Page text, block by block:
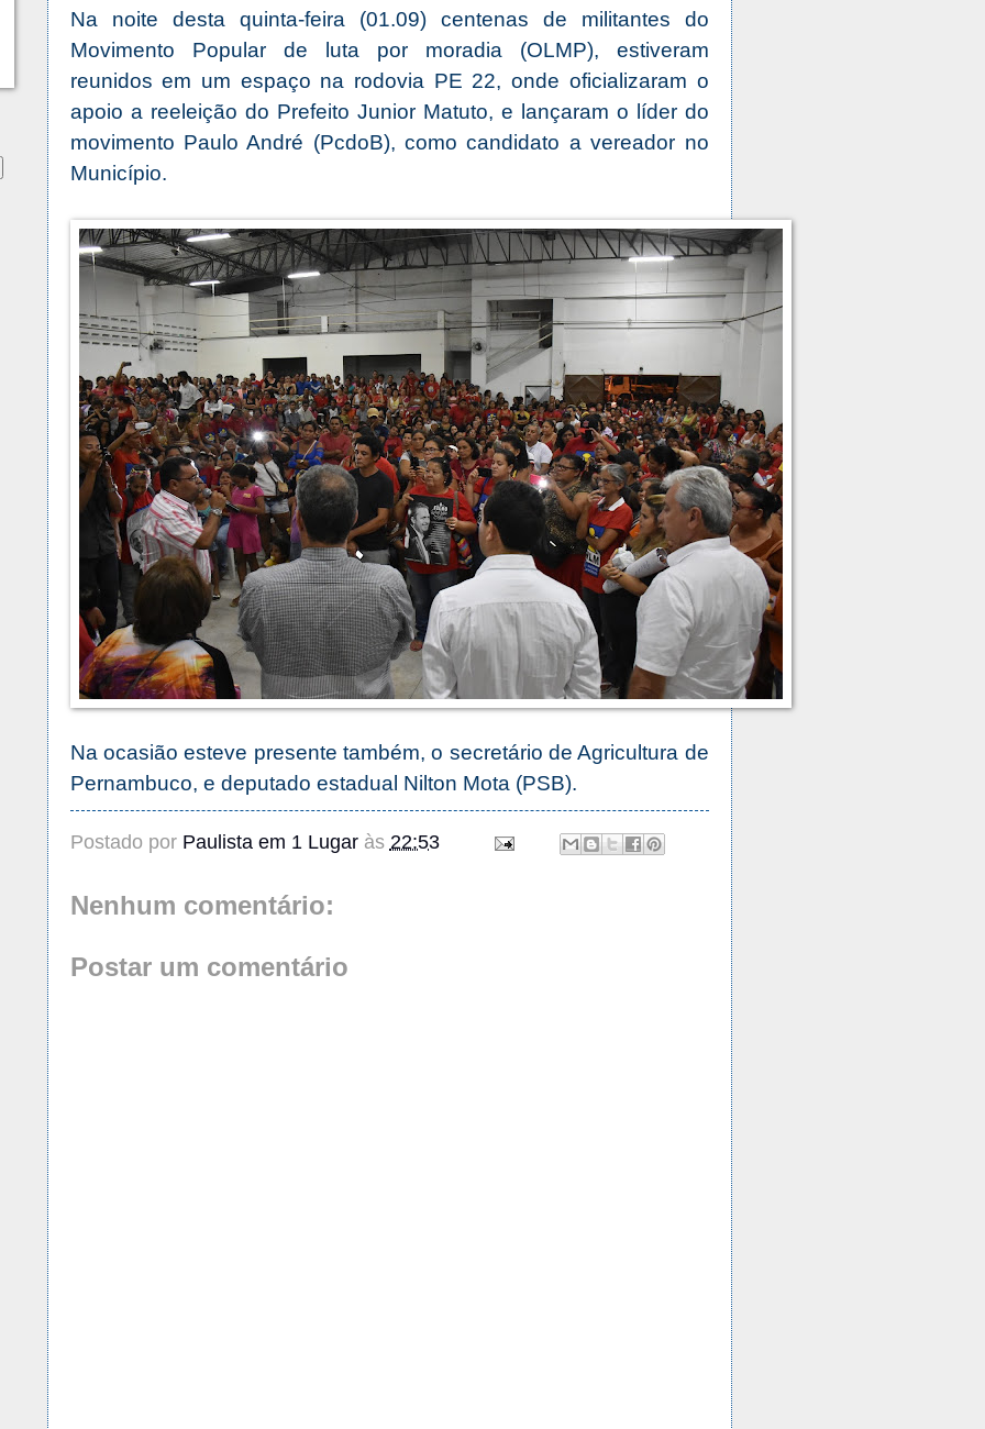
Na noite desta quinta-feira (01.09) centenas de militantes do
Movimento Popular de luta por moradia (OLMP), estiveram
reunidos em um espaço na rodovia PE 22, onde oficializaram o
apoio a reeleição do Prefeito Junior Matuto, e lançaram o líder do
movimento Paulo André (PcdoB), como candidato a vereador no
Município.
Na ocasião esteve presente também, o secretário de Agricultura de
Pernambuco, e deputado estadual Nilton Mota (PSB).
Postado por Paulista em 1 Lugar às 22:53
Nenhum comentário:
Postar um comentário